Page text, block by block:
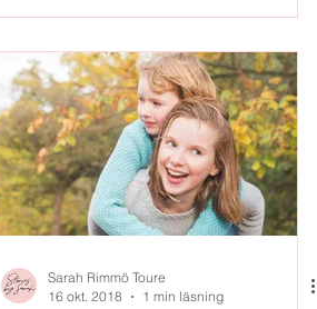
Sarah Rimmö Toure
16 okt. 2018
1 min läsning